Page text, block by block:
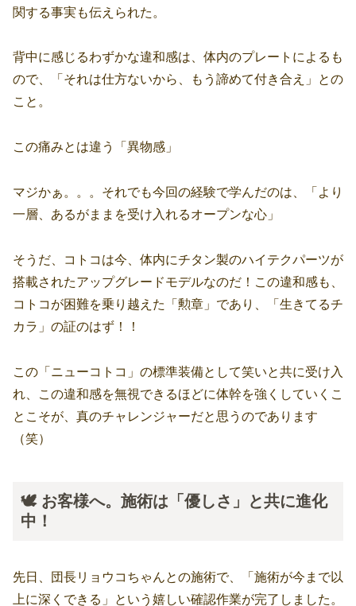
関する事実も伝えられた。
背中に感じるわずかな違和感は、体内のプレートによるも
ので、「それは仕方ないから、もう諦めて付き合え」との
こと。
この痛みとは違う「異物感」
マジかぁ。。。それでも今回の経験で学んだのは、「より
一層、あるがままを受け入れるオープンな心」
そうだ、コトコは今、体内にチタン製のハイテクパーツが
搭載されたアップグレードモデルなのだ！この違和感も、
コトコが困難を乗り越えた「勲章」であり、「生きてるチ
カラ」の証のはず！！
この「ニューコトコ」の標準装備として笑いと共に受け入
れ、この違和感を無視できるほどに体幹を強くしていくこ
とこそが、真のチャレンジャーだと思うのであります
（笑）
🕊️ お客様へ。施術は「優しさ」と共に進化
中！
先日、団長リョウコちゃんとの施術で、「施術が今まで以
上に深くできる」という嬉しい確認作業が完了しました。